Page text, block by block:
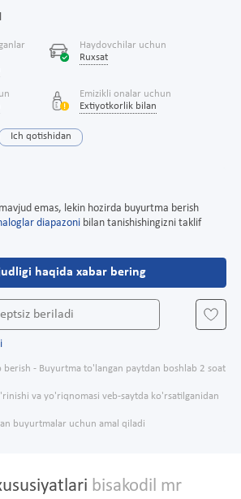
Haydovchilar uchun
Ruxsat
Emizikli onalar uchun
Extiyotkorlik bilan
Ich qotishidan
emas, lekin hozirda buyurtma berish
diapazoni bilan tanishishingizni taklif
haqida xabar bering
beriladi
berish - Buyurtma to'langan paytdan boshlab 2 soat
va yo'riqnomasi veb-saytda ko'rsatilganidan
buyurtmalar uchun amal qiladi
bisakodil mr